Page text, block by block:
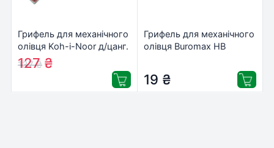
Грифель для механічного
олівця Koh-i-Noor д/цанг.
2,0-120 4190.2B
(419002B013PK)
137₴
127₴
Грифель для механічного
олівця Buromax HB
19 ₴